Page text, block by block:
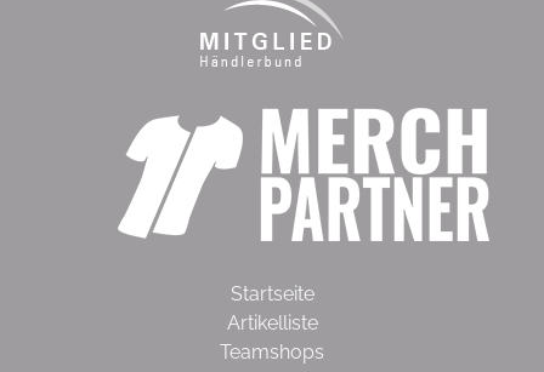
Startseite
Artikelliste
Teamshops